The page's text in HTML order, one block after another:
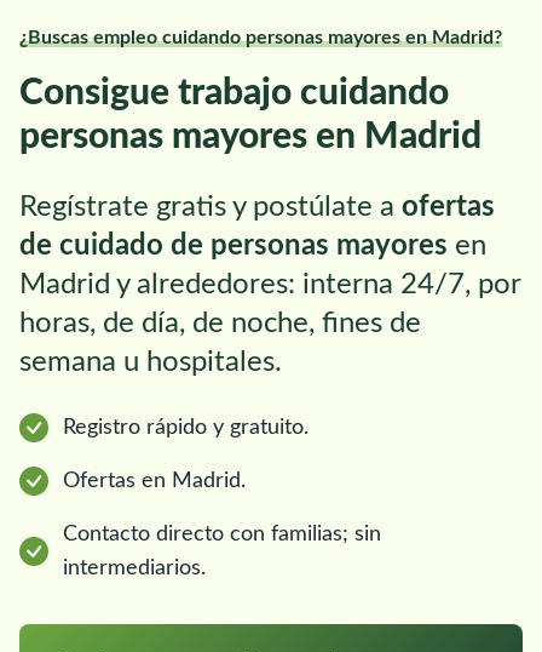
¿Buscas empleo cuidando personas mayores en Madrid?
Consigue trabajo cuidando
personas mayores en Madrid
Regístrate gratis y postúlate a ofertas
de cuidado de personas mayores en
Madrid y alrededores: interna 24/7, por
horas, de día, de noche, fines de
semana u hospitales.
Registro rápido y gratuito.
Ofertas en Madrid.
Contacto directo con familias; sin
intermediarios.